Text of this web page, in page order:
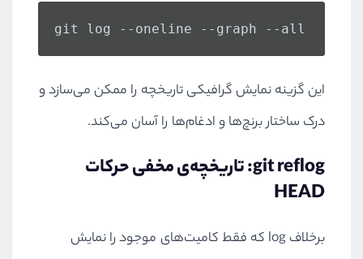
git log --oneline --graph --all
این گزینه نمایش گرافیکی تاریخچه را ممکن می‌سازد و
درک ساختار برنچ‌ها و ادغام‌ها را آسان می‌کند.
git reflog: تاریخچه‌ی مخفی حرکات
HEAD
برخلاف log که فقط کامیت‌های موجود را نمایش